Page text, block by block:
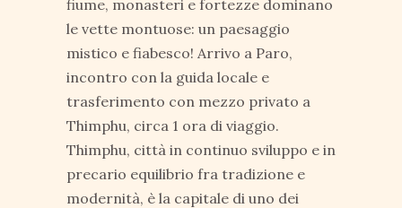
fiume, monasteri e fortezze dominano
le vette montuose: un paesaggio
mistico e fiabesco! Arrivo a Paro,
incontro con la guida locale e
trasferimento con mezzo privato a
Thimphu, circa 1 ora di viaggio.
Thimphu, città in continuo sviluppo e in
precario equilibrio fra tradizione e
modernità, è la capitale di uno dei